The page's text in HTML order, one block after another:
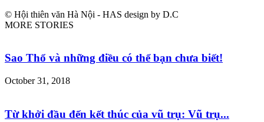
© Hội thiên văn Hà Nội - HAS design by D.C
MORE STORIES
Sao Thổ và những điều có thể bạn chưa biết!
October 31, 2018
Từ khởi đầu đến kết thúc của vũ trụ: Vũ trụ...